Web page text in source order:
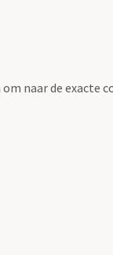
naar de exacte